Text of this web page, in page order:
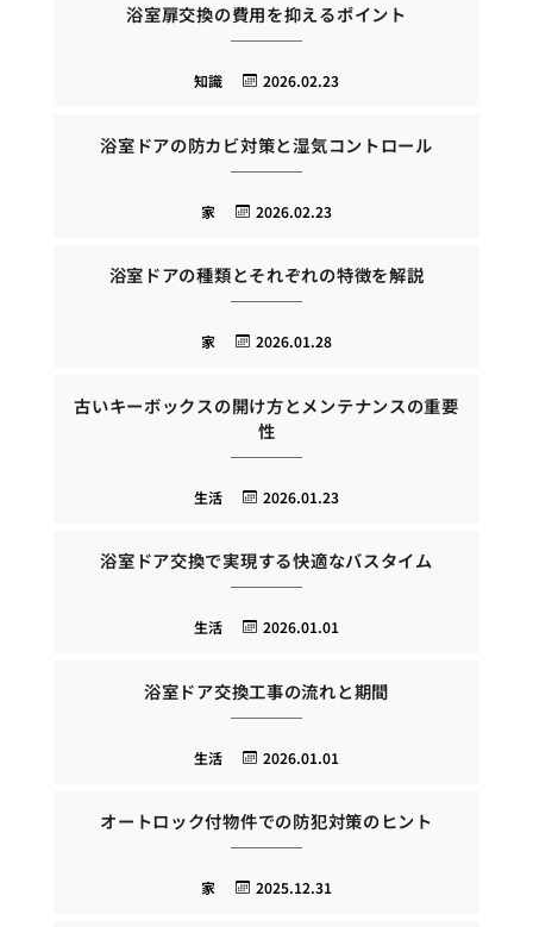
浴室扉交換の費用を抑えるポイント
2026.02.23
知識
浴室ドアの防カビ対策と湿気コントロール
2026.02.23
家
浴室ドアの種類とそれぞれの特徴を解説
2026.01.28
家
古いキーボックスの開け方とメンテナンスの重要
性
2026.01.23
生活
浴室ドア交換で実現する快適なバスタイム
2026.01.01
生活
浴室ドア交換工事の流れと期間
2026.01.01
生活
オートロック付物件での防犯対策のヒント
2025.12.31
家